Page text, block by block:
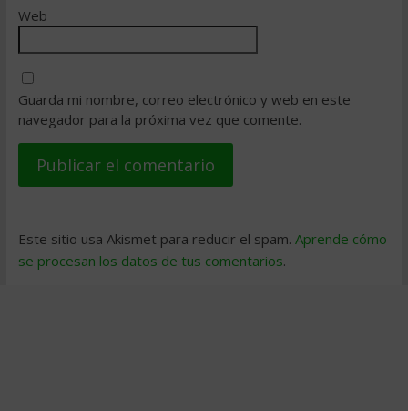
Web
Guarda mi nombre, correo electrónico y web en este
navegador para la próxima vez que comente.
Este sitio usa Akismet para reducir el spam. Aprende cómo
se procesan los datos de tus comentarios.